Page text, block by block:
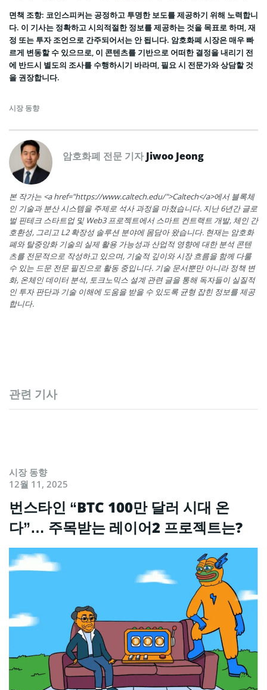
면책 조항: 코인스피커는 공정하고 투명한 보도를 제공하기 위해 노력합니
다. 이 기사는 정확하고 시의적절한 정보를 제공하는 것을 목표로 하며, 재
정 또는 투자 조언으로 간주되어서는 안 됩니다. 암호화폐 시장은 매우 빠
르게 변동할 수 있으므로, 이 콘텐츠를 기반으로 어떠한 결정을 내리기 전
에 반드시 별도의 조사를 수행하시기 바라며, 필요 시 전문가와 상담할 것
을 권장합니다.
시장 동향
암호화폐 전문 기자Jiwoo Jeong
본 작가는 <a href="https://www.caltech.edu/">Caltech</a>에서 블록체
인 기술과 분산 시스템을 주제로 석사 과정을 마쳤습니다. 지난 6년간 글로
벌 핀테크 스타트업 및 Web3 프로젝트에서 스마트 컨트랙트 개발, 체인 간
호환성, 그리고 L2 확장성 솔루션 분야에 몸담아 왔습니다. 현재는 암호화
폐와 탈중앙화 기술의 실제 활용 가능성과 산업적 영향에 대한 분석 콘텐
츠를 전문적으로 작성하고 있으며, 기술적 깊이와 시장 흐름을 함께 다룰
수 있는 드문 전문 필진으로 활동 중입니다. 기술 문서뿐만 아니라 정책 변
화, 온체인 데이터 분석, 토크노믹스 설계 관련 글을 통해 독자들이 실질적
인 투자 판단과 기술 이해에 도움을 받을 수 있도록 균형 잡힌 정보를 제공
합니다.
관련 기사
시장 동향
12월 11, 2025
번스타인 “BTC 100만 달러 시대 온
다”… 주목받는 레이어2 프로젝트는?